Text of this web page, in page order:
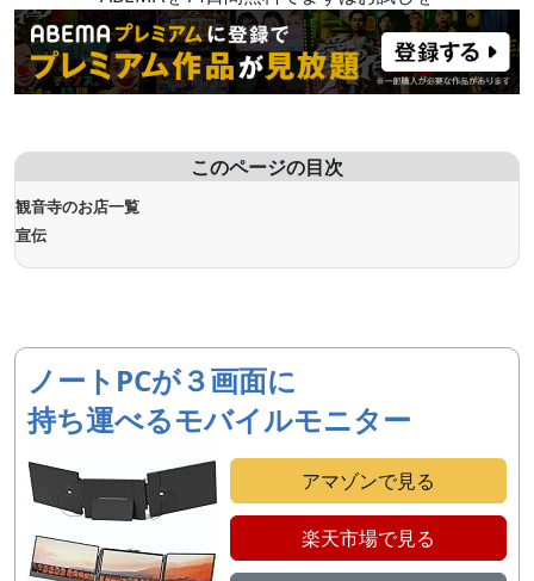
このページの目次
観音寺のお店一覧
宣伝
ノートPCが３画面に
持ち運べるモバイルモニター
アマゾンで見る
楽天市場で見る